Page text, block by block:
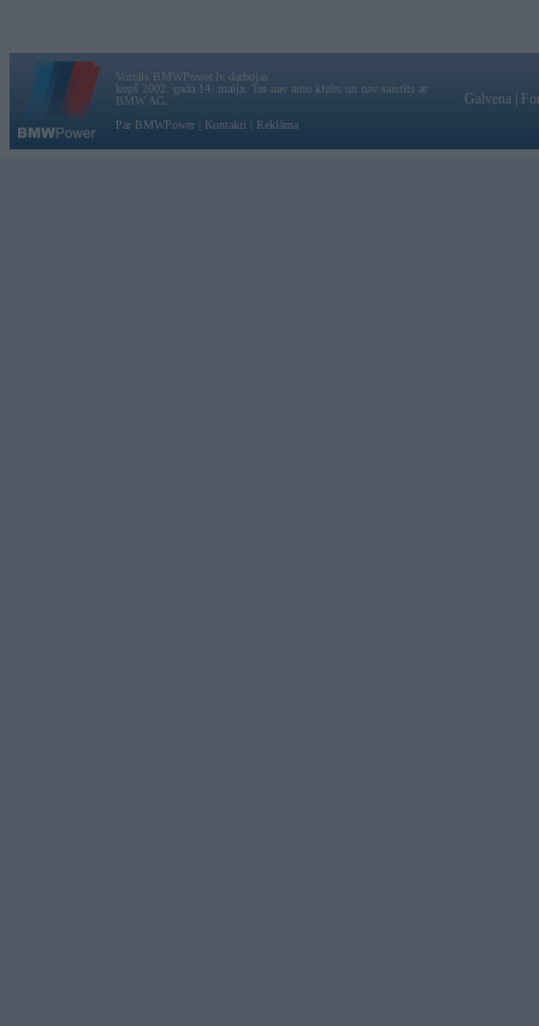
Vortāls BMWPower.lv darbojas
kopš 2002. gada 14. maija. Tas nav auto klubs un nav saistīts ar
BMW AG.
Par BMWPower
Kontakti Reklāma
Galvena